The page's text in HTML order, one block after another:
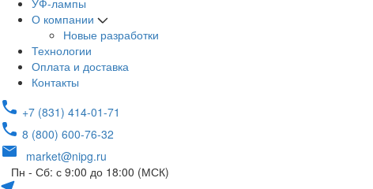
УФ-лампы
О компании
Новые разработки
Технологии
Оплата и доставка
Контакты
+7 (831) 414-01-71
8 (800) 600-76-32
market@nipg.ru
Пн - Сб: с 9:00 до 18:00 (МСК)